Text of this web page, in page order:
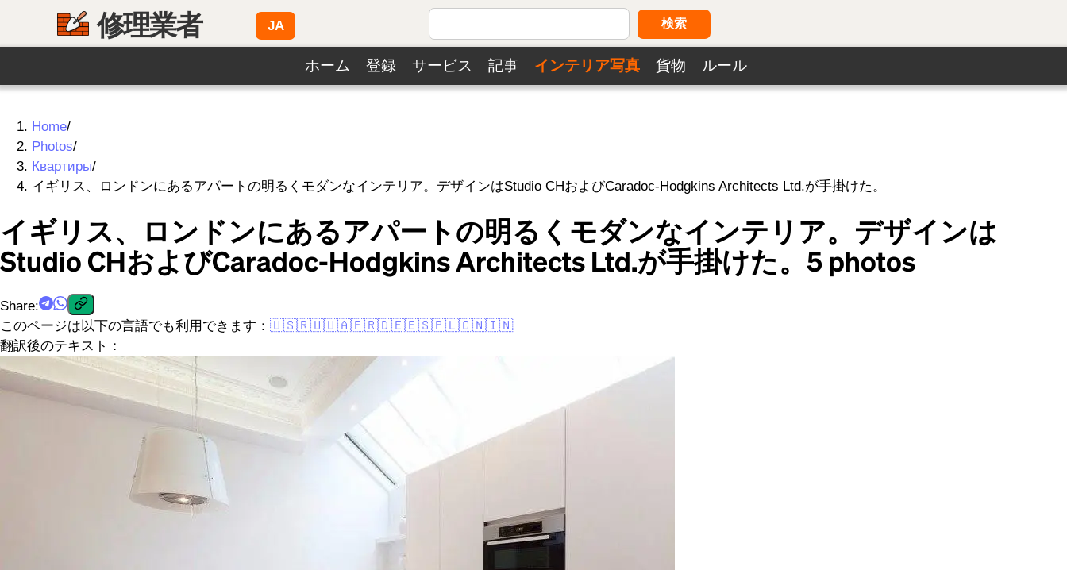
修理業者 JA 検索
ホーム 登録 サービス 記事 インテリア写真 貨物 ルール
Home/
Photos/
Квартиры/
イギリス、ロンドンにあるアパートの明るくモダンなインテリア。デザインはStudio CHおよびCaradoc-Hodgkins Architects Ltd.が手掛けた。
イギリス、ロンドンにあるアパートの明るくモダンなインテリア。デザインは
Studio CHおよびCaradoc-Hodgkins Architects Ltd.が手掛けた。 5 photos
Share:
このページは以下の言語でも利用できます： 🇺🇸🇷🇺🇺🇦🇫🇷🇩🇪🇪🇸🇵🇱🇨🇳🇮🇳
翻訳後のテキスト：